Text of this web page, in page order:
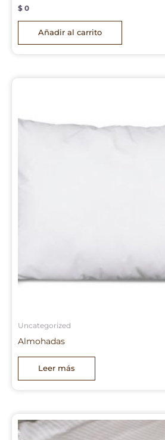
$ 0
Añadir al carrito
Uncategorized
Almohadas
Leer más